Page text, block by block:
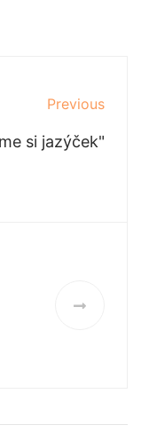
Previous
si jazýček"